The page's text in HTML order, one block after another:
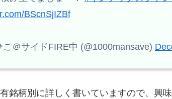
BScnSjIZBf
＠サイドFIRE中 (@1000mansave)
銘柄別に詳しく書いていますので、興